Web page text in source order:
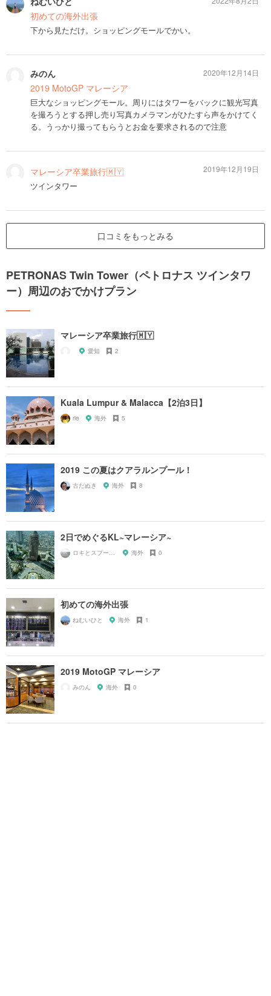
初めての海外出張
下から見ただけ。ショッピングモールでかい。
みのん
2019 MotoGP マレーシア
巨大なショッピングモール。周りにはタワーをバックに観光写真
を撮ろうとする押し売り写真カメラマンがひたすら声をかけてく
る。うっかり撮ってもらうとお金を要求されるので注意
2020年12月14日
マレーシア卒業旅行🇲🇾
ツインタワー
2019年12月19日
口コミをもっとみる
PETRONAS Twin Tower（ペトロナス ツインタワ
ー）周辺のおでかけプラン
マレーシア卒業旅行🇲🇾
愛知 2
Kuala Lumpur & Malacca【2泊3日】
rie 海外 5
2019 この夏はクアラルンプール！
古だぬき 海外 8
2日でめぐるKL~マレーシア~
ロキとスプーン🥄 海外 0
初めての海外出張
ねむいひと 海外 1
2019 MotoGP マレーシア
みのん 海外 0